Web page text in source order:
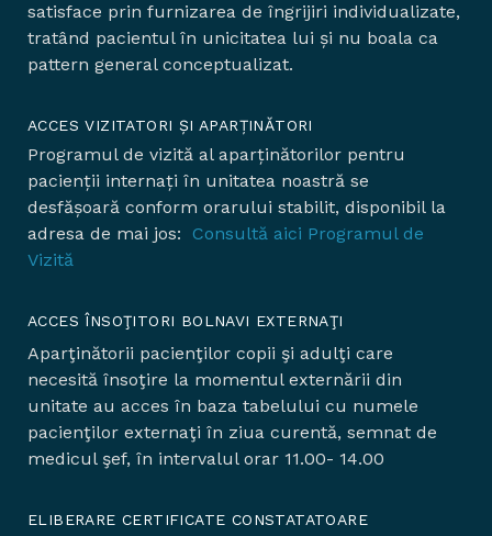
satisface prin furnizarea de îngrijiri individualizate,
tratând pacientul în unicitatea lui și nu boala ca
pattern general conceptualizat.
ACCES VIZITATORI ȘI APARȚINĂTORI
Programul de vizită al aparținătorilor pentru
pacienții internați în unitatea noastră se
desfășoară conform orarului stabilit, disponibil la
adresa de mai jos: Consultă aici Programul de
Vizită
ACCES ÎNSOŢITORI BOLNAVI EXTERNAŢI
Aparţinătorii pacienţilor copii şi adulţi care
necesită însoţire la momentul externării din
unitate au acces în baza tabelului cu numele
pacienţilor externaţi în ziua curentă, semnat de
medicul şef, în intervalul orar 11.00- 14.00
ELIBERARE CERTIFICATE CONSTATATOARE